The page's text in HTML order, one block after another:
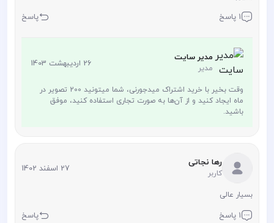
1 پاسخ پاسخ
مدیر سایت
مدیر 26 اردیبهشت 1403
وقت بخیر با خرید اشتراک میدجورنی، شما میتونید 200 تصویر در
ماه ایجاد کنید و از آن‌ها به صورت تجاری استفاده کنید، موفق
باشید.
رها نجاتی
کاربر 27 اسفند 1402
بسیار عالی
1 پاسخ پاسخ